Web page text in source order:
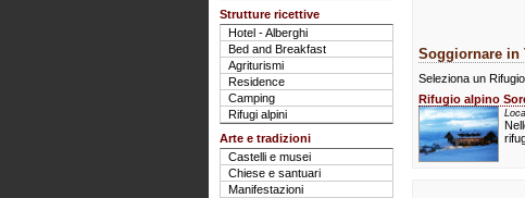
Soggiornare in
Seleziona un
Rifugio alpino
Strutture ricettive
Hotel - Alberghi
Bed and Breakfast
Agriturismi
Residence
Camping
Rifugi alpini
Arte e tradizioni
Castelli e musei
Chiese e santuari
Manifestazioni